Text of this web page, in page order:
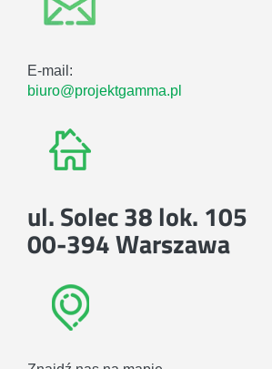
E-mail:
biuro@projektgamma.pl
ul. Solec 38 lok. 105
00-394 Warszawa